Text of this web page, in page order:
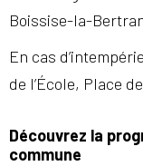
Boissise-la-
En cas
de l’École, Place
Découvrez la
commune